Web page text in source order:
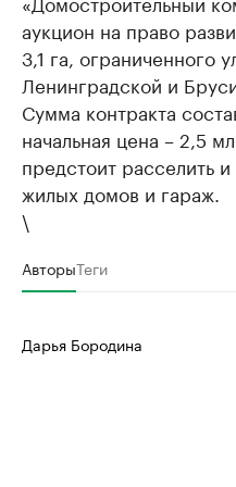
аукцион на право
3,1 га, ограниченного
Ленинградской и
Сумма контракта
начальная цена – 2,5
предстоит расселить
жилых домов и гараж.
\
АвторыТеги
Дарья Бородина